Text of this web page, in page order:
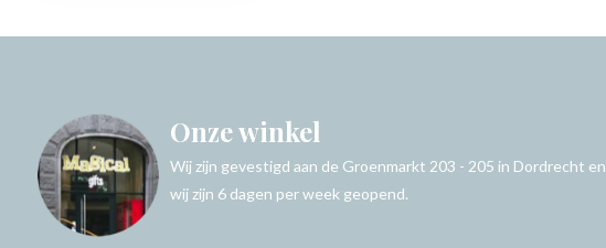
Onze winkel
Wij zijn gevestigd aan de Groenmarkt 203 - 205 in Dordrecht en
wij zijn 6 dagen per week geopend.